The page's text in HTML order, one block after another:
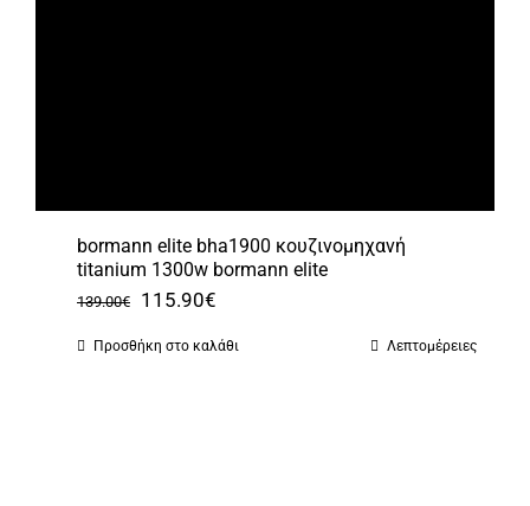
bormann elite bha1900 κουζινομηχανή
titanium 1300w bormann elite
139.00€
Original
price
115.90€
τρέχουσα
Προσθήκη στο καλάθι Λεπτομέρειες